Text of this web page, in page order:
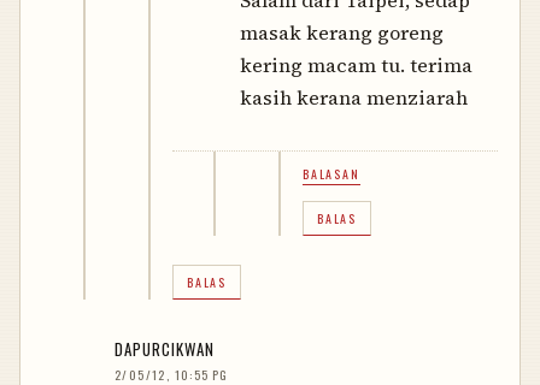
masak kerang goreng
kering macam tu. terima
kasih kerana menziarah
BALASAN
BALAS
BALAS
DAPURCIKWAN
2/05/12, 10:55 PG